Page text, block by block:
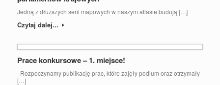
Jedną z dłuższych serii mapowych w naszym atlasie budują […]
Czytaj dalej...
Prace konkursowe – 1. miejsce!
Rozpoczynamy publikację prac, które zajęły podium oraz otrzymały
[…]